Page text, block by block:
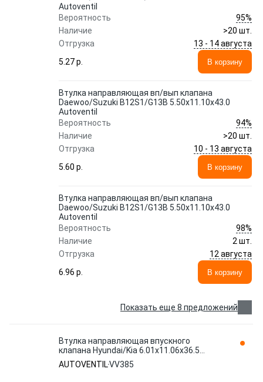
Autoventil
Вероятность
95%
Наличие
>20 шт.
Отгрузка
13 - 14 августа
5.27 p.
В корзину
Втулка направляющая вп/вып клапана
Daewoo/Suzuki B12S1/G13B 5.50x11.10x43.0
Autoventil
Вероятность
94%
Наличие
>20 шт.
Отгрузка
10 - 13 августа
5.60 p.
В корзину
Втулка направляющая вп/вып клапана
Daewoo/Suzuki B12S1/G13B 5.50x11.10x43.0
Autoventil
Вероятность
98%
Наличие
2 шт.
Отгрузка
12 августа
6.96 p.
В корзину
Показать еще 8 предложений
Втулка направляющая впускного
клапана Hyundai/Kia 6.01x11.06x36.5
(22114-26000) Autoventil VV385
AUTOVENTILVV385